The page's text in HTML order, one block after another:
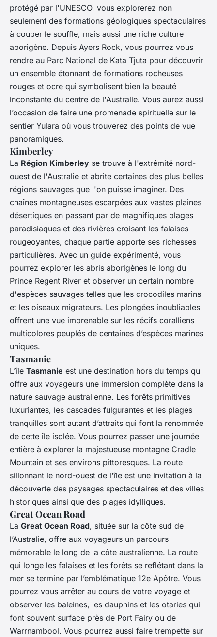
protégé par l'UNESCO, vous explorerez non
seulement des formations géologiques spectaculaires
à couper le souffle, mais aussi une riche culture
aborigène. Depuis Ayers Rock, vous pourrez vous
rendre au Parc National de Kata Tjuta pour découvrir
un ensemble étonnant de formations rocheuses
rouges et ocre qui symbolisent bien la beauté
inconstante du centre de l'Australie. Vous aurez aussi
l’occasion de faire une promenade spirituelle sur le
sentier Yulara où vous trouverez des points de vue
panoramiques.
Kimberley
La Région Kimberley se trouve à l'extrémité nord-
ouest de l'Australie et abrite certaines des plus belles
régions sauvages que l'on puisse imaginer. Des
chaînes montagneuses escarpées aux vastes plaines
désertiques en passant par de magnifiques plages
paradisiaques et des rivières croisant les falaises
rougeoyantes, chaque partie apporte ses richesses
particulières. Avec un guide expérimenté, vous
pourrez explorer les abris aborigènes le long du
Prince Regent River et observer un certain nombre
d'espèces sauvages telles que les crocodiles marins
et les oiseaux migrateurs. Les plongées inoubliables
offrent une vue imprenable sur les récifs coralliens
multicolores peuplés de centaines d’espèces marines
uniques.
Tasmanie
L’île Tasmanie est une destination hors du temps qui
offre aux voyageurs une immersion complète dans la
nature sauvage australienne. Les forêts primitives
luxuriantes, les cascades fulgurantes et les plages
tranquilles sont autant d’attraits qui font la renommée
de cette île isolée. Vous pourrez passer une journée
entière à explorer la majestueuse montagne Cradle
Mountain et ses environs pittoresques. La route
sillonnant le nord-ouest de l'île est une invitation à la
découverte des paysages spectaculaires et des villes
historiques ainsi que des plages idylliques.
Great Ocean Road
La Great Ocean Road, située sur la côte sud de
l’Australie, offre aux voyageurs un parcours
mémorable le long de la côte australienne. La route
qui longe les falaises et les forêts se reflétant dans la
mer se termine par l’emblématique 12e Apôtre. Vous
pourrez vous arrêter au cours de votre voyage et
observer les baleines, les dauphins et les otaries qui
font souvent surface près de Port Fairy ou de
Warrnambool. Vous pourrez aussi faire trempette sur